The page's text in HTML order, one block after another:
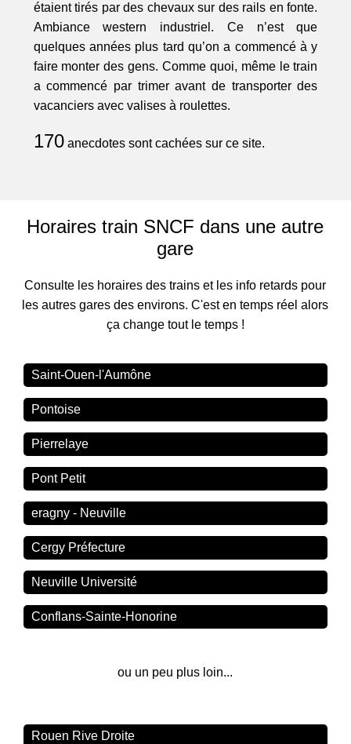
étaient tirés par des chevaux sur des rails en fonte.
Ambiance western industriel. Ce n’est que
quelques années plus tard qu’on a commencé à y
faire monter des gens. Comme quoi, même le train
a commencé par trimer avant de transporter des
vacanciers avec valises à roulettes.
170anecdotes sont cachées sur ce site.
Horaires train SNCF dans une autre
gare
Consulte les horaires des trains et les info retards pour
les autres gares des environs. C'est en temps réel alors
ça change tout le temps !
Saint-Ouen-l'Aumône
Pontoise
Pierrelaye
Pont Petit
eragny - Neuville
Cergy Préfecture
Neuville Université
Conflans-Sainte-Honorine
ou un peu plus loin...
Rouen Rive Droite